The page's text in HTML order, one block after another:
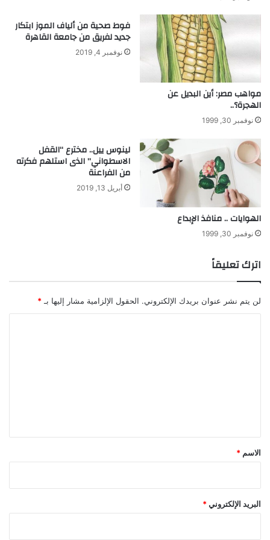
ء
!مواهب مصر: أين البديل عن
الهجرة؟..
نوفمبر 30, 1999
فوط صحية من ألياف الموز ابتكار
جديد لفريق من جامعة القاهرة
نوفمبر 4, 2019
الهوايات .. منافذ الإبداع
نوفمبر 30, 1999
لينوس ييل.. مخترع “القفل
الاسطواني” الذى استلهم فكرته
من الفراعنة
أبريل 13, 2019
اترك تعليقاً
لن يتم نشر عنوان بريدك الإلكتروني. الحقول الإلزامية مشار إليها بـ *
*
الاسم *
البريد الإلكتروني *